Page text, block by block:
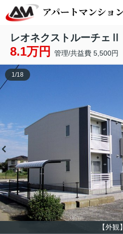
レオネクストルーチェⅡ
8.1万円 管理/共益費 5,500円
【外観】
1/18